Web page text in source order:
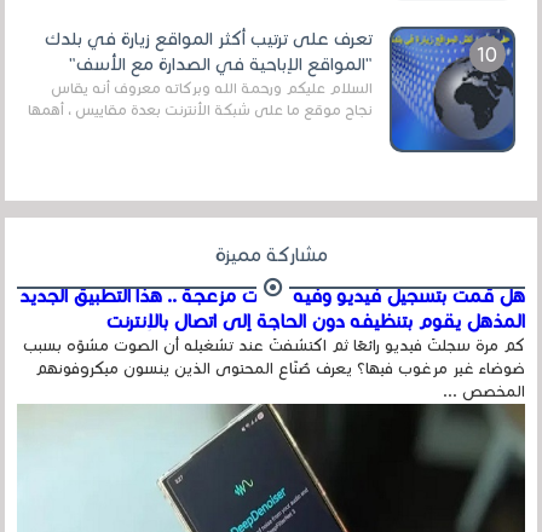
تعرف على ترتيب أكثر المواقع زيارة في بلدك
"المواقع الإباحية في الصدارة مع الأسف"
السلام عليكم ورحمة الله وبركاته معروف أنه يقاس
نجاح موقع ما على شبكة الأنترنت بعدة مقاييس ، أهمها
مشاركة مميزة
هل قمت بتسجيل فيديو وفيه أصوت مزعجة .. هذا التطبيق الجديد
المذهل يقوم بتنظيفه دون الحاجة إلى اتصال بالإنترنت
كم مرة سجلتَ فيديو رائعًا ثم اكتشفتَ عند تشغيله أن الصوت مشوّه بسبب
ضوضاء غير مرغوب فيها؟ يعرف صُنّاع المحتوى الذين ينسون ميكروفونهم
المخصص ...